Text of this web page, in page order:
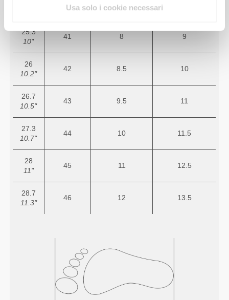
Usa solo i cookie necessari
40 7
25.3
10"
41 8 9
26
10.2"
42 8.5 10
26.7
10.5"
43 9.5 11
27.3
10.7"
44 10 11.5
28
11"
45 11 12.5
28.7
11.3"
46 12 13.5